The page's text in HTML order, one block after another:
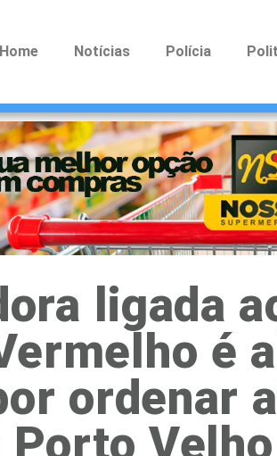
Home Notícias Polícia
ligada
é
ordenar
Velho